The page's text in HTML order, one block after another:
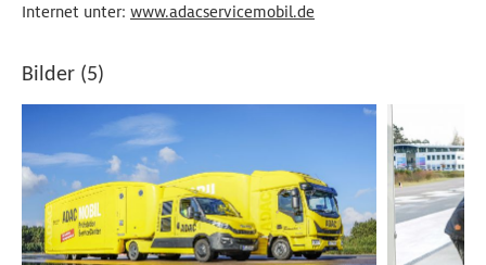
Internet unter: www.adacservicemobil.de
Bilder (5)